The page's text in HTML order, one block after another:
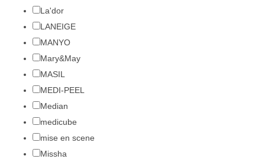
La'dor
LANEIGE
MANYO
Mary&May
MASIL
MEDI-PEEL
Median
medicube
mise en scene
Missha